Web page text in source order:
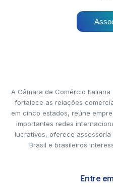
A Câmara de Comércio
fortalece as relações
em cinco estados, reúne
importantes redes
lucrativos, oferece
Brasil e brasileiros
Entre